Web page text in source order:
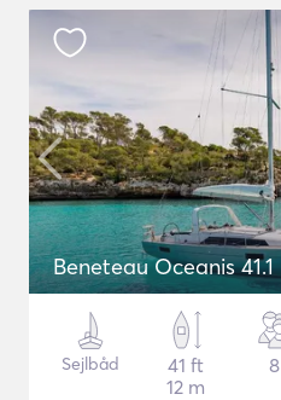
Beneteau Oceanis 41.1
Sejlbåd
41 ft
12 m
8